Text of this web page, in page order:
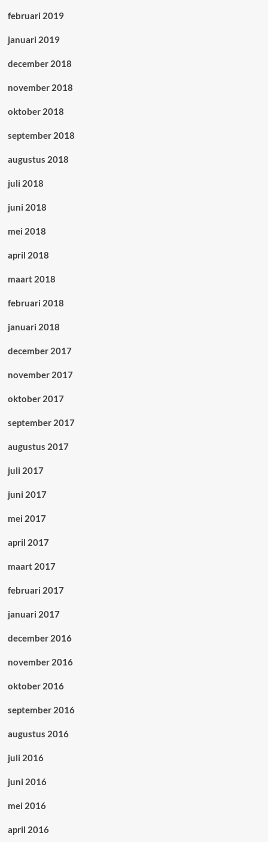
februari 2019
januari 2019
december 2018
november 2018
oktober 2018
september 2018
augustus 2018
juli 2018
juni 2018
mei 2018
april 2018
maart 2018
februari 2018
januari 2018
december 2017
november 2017
oktober 2017
september 2017
augustus 2017
juli 2017
juni 2017
mei 2017
april 2017
maart 2017
februari 2017
januari 2017
december 2016
november 2016
oktober 2016
september 2016
augustus 2016
juli 2016
juni 2016
mei 2016
april 2016